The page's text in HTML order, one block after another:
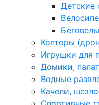
Детские
Беговелы
Коптеры
Игрушки для
Домики,
Водные
Качели,